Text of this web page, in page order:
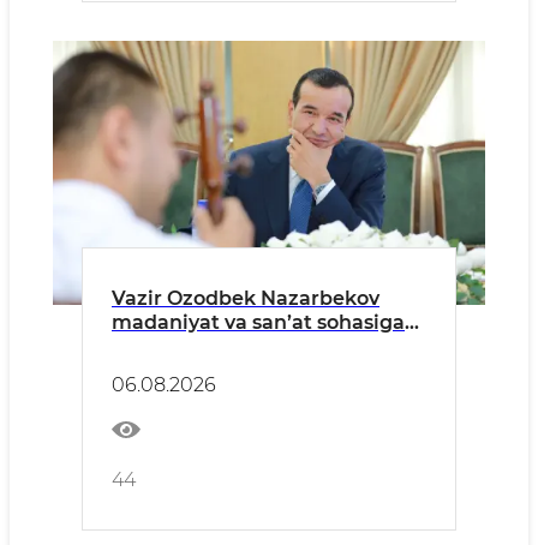
Vazir Ozodbek Nazarbekov
madaniyat va san’at sohasiga
06.08.2026
44